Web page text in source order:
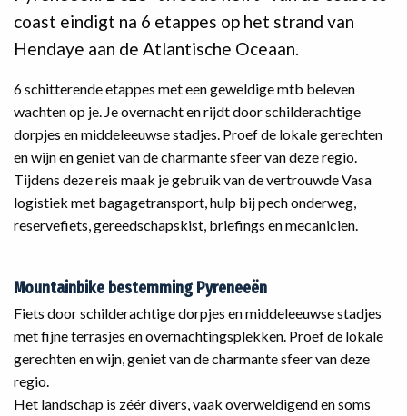
coast eindigt na 6 etappes op het strand van
Hendaye aan de Atlantische Oceaan.
6 schitterende etappes met een geweldige mtb beleven
wachten op je. Je overnacht en rijdt door schilderachtige
dorpjes en middeleeuwse stadjes. Proef de lokale gerechten
en wijn en geniet van de charmante sfeer van deze regio.
Tijdens deze reis maak je gebruik van de vertrouwde Vasa
logistiek met bagagetransport, hulp bij pech onderweg,
reservefiets, gereedschapskist, briefings en mecanicien.
Mountainbike bestemming Pyreneeën
Fiets door schilderachtige dorpjes en middeleeuwse stadjes
met fijne terrasjes en overnachtingsplekken. Proef de lokale
gerechten en wijn, geniet van de charmante sfeer van deze
regio.
Het landschap is zéér divers, vaak overweldigend en soms